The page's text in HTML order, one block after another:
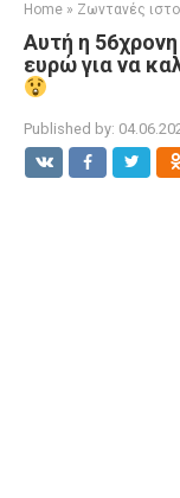
Home » Ζωντανές
Αυτή η
ευρώ για να
Published by: